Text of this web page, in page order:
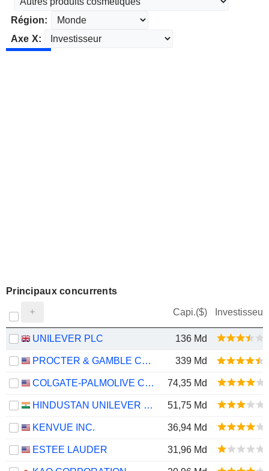
Région:
Axe X:
Principaux concurrents
Capi.($) Investisseur
UNILEVER PLC 136 Md
PROCTER & GAMBLE COMPANY 339 Md
COLGATE-PALMOLIVE COMPANY 74,35 Md
HINDUSTAN UNILEVER LIMITED 51,75 Md
KENVUE INC. 36,94 Md
ESTEE LAUDER 31,96 Md